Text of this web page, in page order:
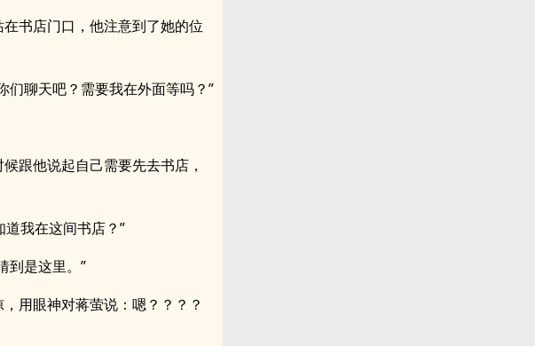
书店门口，他注意到了她的位
们聊天吧？需要我在外面等吗？”
跟他说起自己需要先去书店，
道我在这间书店？”
到是这里。”
用眼神对蒋萤说：嗯？？？？